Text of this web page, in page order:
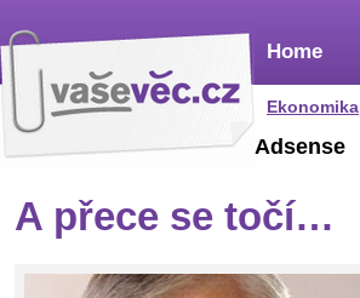
Home
Ekonomika
Adsense
A přece se točí…